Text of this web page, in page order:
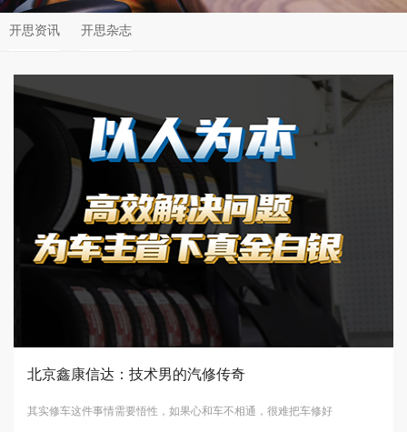
开思资讯 开思杂志
北京鑫康信达：技术男的汽修传奇
其实修车这件事情需要悟性，如果心和车不相通，很难把车修好